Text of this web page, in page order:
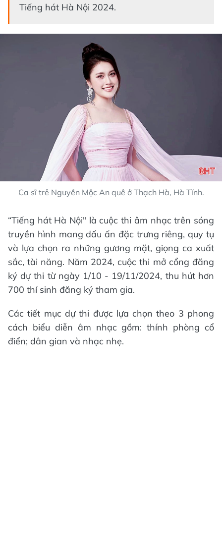
Tiếng hát Hà Nội 2024.
Ca sĩ trẻ Nguyễn Mộc An quê ở Thạch Hà, Hà Tĩnh.
“Tiếng hát Hà Nội" là cuộc thi âm nhạc trên sóng
truyền hình mang dấu ấn đặc trưng riêng, quy tụ
và lựa chọn ra những gương mặt, giọng ca xuất
sắc, tài năng. Năm 2024, cuộc thi mở cổng đăng
ký dự thi từ ngày 1/10 - 19/11/2024, thu hút hơn
700 thí sinh đăng ký tham gia.
Các tiết mục dự thi được lựa chọn theo 3 phong
cách biểu diễn âm nhạc gồm: thính phòng cổ
điển; dân gian và nhạc nhẹ.